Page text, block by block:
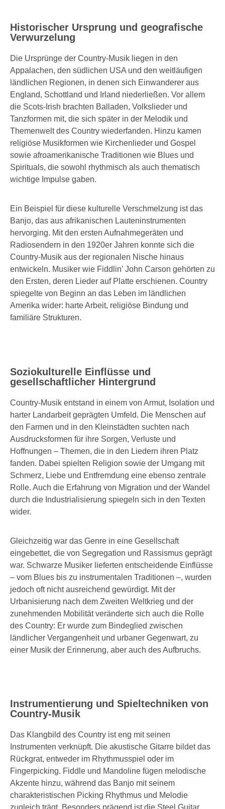
Historischer Ursprung und geografische
Verwurzelung
Die Ursprünge der Country-Musik liegen in den
Appalachen, den südlichen USA und den weitläufigen
ländlichen Regionen, in denen sich Einwanderer aus
England, Schottland und Irland niederließen. Vor allem
die Scots-Irish brachten Balladen, Volkslieder und
Tanzformen mit, die sich später in der Melodik und
Themenwelt des Country wiederfanden. Hinzu kamen
religiöse Musikformen wie Kirchenlieder und Gospel
sowie afroamerikanische Traditionen wie Blues und
Spirituals, die sowohl rhythmisch als auch thematisch
wichtige Impulse gaben.
Ein Beispiel für diese kulturelle Verschmelzung ist das
Banjo, das aus afrikanischen Lauteninstrumenten
hervorging. Mit den ersten Aufnahmegeräten und
Radiosendern in den 1920er Jahren konnte sich die
Country-Musik aus der regionalen Nische hinaus
entwickeln. Musiker wie Fiddlin’ John Carson gehörten zu
den Ersten, deren Lieder auf Platte erschienen. Country
spiegelte von Beginn an das Leben im ländlichen
Amerika wider: harte Arbeit, religiöse Bindung und
familiäre Strukturen.
Soziokulturelle Einflüsse und
gesellschaftlicher Hintergrund
Country-Musik entstand in einem von Armut, Isolation und
harter Landarbeit geprägten Umfeld. Die Menschen auf
den Farmen und in den Kleinstädten suchten nach
Ausdrucksformen für ihre Sorgen, Verluste und
Hoffnungen – Themen, die in den Liedern ihren Platz
fanden. Dabei spielten Religion sowie der Umgang mit
Schmerz, Liebe und Entfremdung eine ebenso zentrale
Rolle. Auch die Erfahrung von Migration und der Wandel
durch die Industrialisierung spiegeln sich in den Texten
wider.
Gleichzeitig war das Genre in eine Gesellschaft
eingebettet, die von Segregation und Rassismus geprägt
war. Schwarze Musiker lieferten entscheidende Einflüsse
– vom Blues bis zu instrumentalen Traditionen –, wurden
jedoch oft nicht ausreichend gewürdigt. Mit der
Urbanisierung nach dem Zweiten Weltkrieg und der
zunehmenden Mobilität veränderte sich auch die Rolle
des Country: Er wurde zum Bindeglied zwischen
ländlicher Vergangenheit und urbaner Gegenwart, zu
einer Musik der Erinnerung, aber auch des Aufbruchs.
Instrumentierung und Spieltechniken von
Country-Musik
Das Klangbild des Country ist eng mit seinen
Instrumenten verknüpft. Die akustische Gitarre bildet das
Rückgrat, entweder im Rhythmusspiel oder im
Fingerpicking. Fiddle und Mandoline fügen melodische
Akzente hinzu, während das Banjo mit seinem
charakteristischen Picking Rhythmus und Melodie